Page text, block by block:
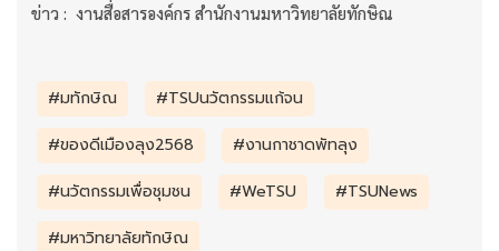
ข่าว : งานสื่อสารองค์กร สำนักงานมหาวิทยาลัยทักษิณ
#มทักษิณ
#TSUนวัตกรรมแก้จน
#ของดีเมืองลุง2568
#งานกาชาดพัทลุง
#นวัตกรรมเพื่อชุมชน
#WeTSU
#TSUNews
#มหาวิทยาลัยทักษิณ